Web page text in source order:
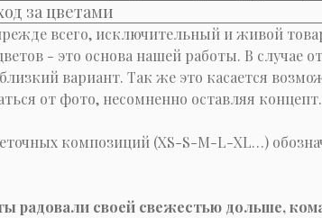
за цветами
всего, исключительный и живой
- это основа нашей работы. В случае
вариант. Так же это касается
от фото, несомненно оставляя концепт.
композиций (XS-S-M-L-XL…)
радовали своей свежестью дольше,